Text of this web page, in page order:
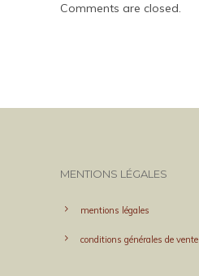
Comments are closed.
MENTIONS LÉGALES
mentions légales
conditions générales de vente